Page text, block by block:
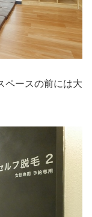
ペースの前には大